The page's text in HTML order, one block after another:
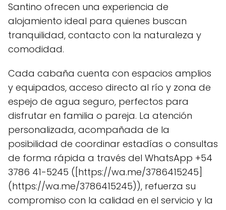
Santino ofrecen una experiencia de
alojamiento ideal para quienes buscan
tranquilidad, contacto con la naturaleza y
comodidad.
Cada cabaña cuenta con espacios amplios
y equipados, acceso directo al río y zona de
espejo de agua seguro, perfectos para
disfrutar en familia o pareja. La atención
personalizada, acompañada de la
posibilidad de coordinar estadías o consultas
de forma rápida a través del WhatsApp +54
3786 41-5245 ([https://wa.me/3786415245]
(https://wa.me/3786415245)), refuerza su
compromiso con la calidad en el servicio y la